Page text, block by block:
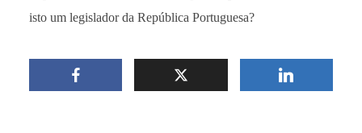
isto um legislador da República Portuguesa?